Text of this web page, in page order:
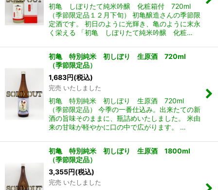
初亀 しぼりたて純米吟醸 化粧箱付 720ml
（季節限定品１２月下旬） 初亀醸造さんの季節限
定酒です。 初日のように光輝き、亀のように末永
く栄える 「初亀 しぼりたて純米吟醸 化粧…
初亀 特別純米 初しぼり 生原酒 720ml
（季節限定品）
1,683円(税込)
完売 いたしました
初亀 特別純米 初しぼり 生原酒 720ml
（季節限定品） 今季の一番仕込み。出来たての新
酒の旨味そのままに、瓶詰めいたしました。 米由
来の甘味が軽やかに口の中で広がります。 …
初亀 特別純米 初しぼり 生原酒 1800ml
（季節限定品）
3,355円(税込)
完売 いたしました